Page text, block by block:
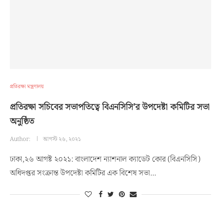
প্রতিরক্ষা মন্ত্রণালয়
প্রতিরক্ষা সচিবের সভাপতিত্বে বিএনসিসি’র উপদেষ্টা কমিটির সভা
অনুষ্ঠিত
Author: আগস্ট ২৬, ২০২১
ঢাকা,২৬ আগষ্ট ২০২১: বাংলাদেশ ন্যাশনাল ক্যাডেট কোর (বিএনসিসি)
অধিদপ্তর সংক্রান্ত উপদেষ্টা কমিটির এক বিশেষ সভা…